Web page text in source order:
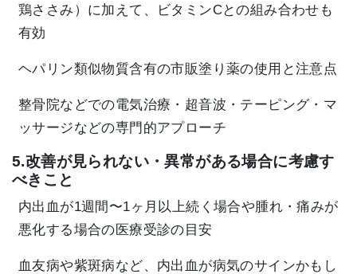
鶏ささみ）に加えて、ビタミンCとの組み合わせも
有効
ヘパリン類似物質含有の市販塗り薬の使用と注意点
整骨院などでの電気治療・超音波・テーピング・マ
ッサージなどの専門的アプローチ
5.改善が見られない・異常がある場合に考慮す
べきこと
内出血が1週間〜1ヶ月以上続く場合や腫れ・痛みが
悪化する場合の医療受診の目安
血友病や紫斑病など、内出血が病気のサインかもし